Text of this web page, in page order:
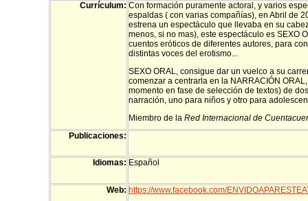
Currículum: Con formación puramente actoral, y varios
espaldas ( con varias compañías), en Abril de
estrena un espectáculo que llevaba en su
menos, si no mas), este espectáculo es SEXO
cuentos eróticos de diferentes autores, para
distintas voces del erotismo...
SEXO ORAL, consigue dar un vuelco a su
comenzar a centrarla en la NARRACIÓN
momento en fase de selección de textos) de
narración, uno para niños y otro para
Miembro de la Red Internacional de
Publicaciones:
Idiomas: Español
Web: https://www.facebook.com/